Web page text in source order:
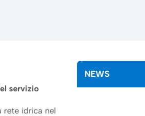
servizio
rete idrica nel
NEWS